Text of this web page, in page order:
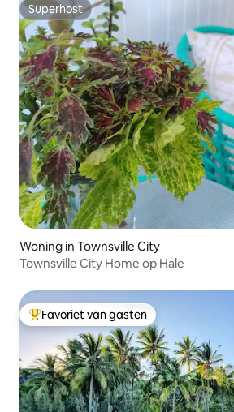
Superhost
Superhost
Woning in Townsville City
Townsville City Home op Hale
Topfavoriet van gasten
Favoriet van gasten